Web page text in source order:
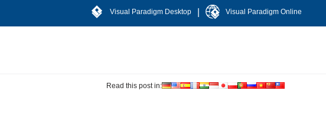
Visual Paradigm Desktop Visual Paradigm Online
Read this post in: